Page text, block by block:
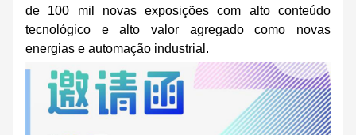
de 100 mil novas exposições com alto conteúdo
tecnológico e alto valor agregado como novas
energias e automação industrial.